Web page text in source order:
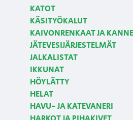
KATOT
KÄSITYÖKALUT
KAIVONRENKAAT JA
JÄTEVESIJÄRJESTELMÄT
JALKALISTAT
IKKUNAT
HÖYLÄTTY
HELAT
HAVU- JA KATEVANERI